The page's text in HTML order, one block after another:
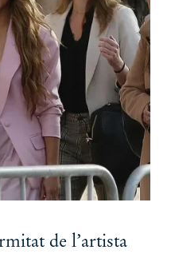
de l’artista